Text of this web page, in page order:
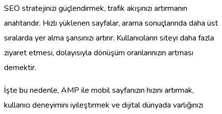
SEO stratejinizi güçlendirmek, trafik akışınızı artırmanın
anahtarıdır. Hızlı yüklenen sayfalar, arama sonuçlarında daha üst
sıralarda yer alma şansınızı artırır. Kullanıcıların siteyi daha fazla
ziyaret etmesi, dolayısıyla dönüşüm oranlarınızın artması
demektir.
İşte bu nedenle, AMP ile mobil sayfanızın hızını artırmak,
kullanıcı deneyimini iyileştirmek ve dijital dünyada varlığınızı